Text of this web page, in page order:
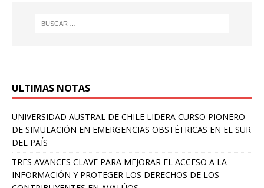
ULTIMAS NOTAS
UNIVERSIDAD AUSTRAL DE CHILE LIDERA CURSO PIONERO
DE SIMULACIÓN EN EMERGENCIAS OBSTÉTRICAS EN EL SUR
DEL PAÍS
TRES AVANCES CLAVE PARA MEJORAR EL ACCESO A LA
INFORMACIÓN Y PROTEGER LOS DERECHOS DE LOS